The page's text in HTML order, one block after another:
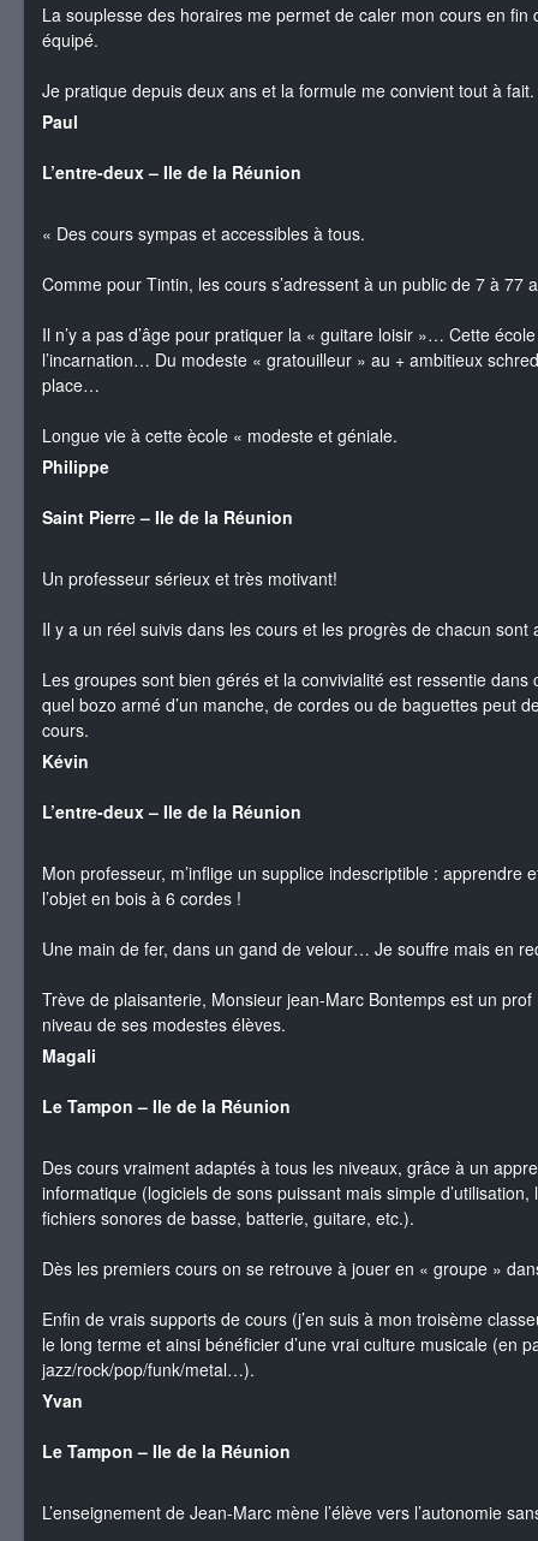
La souplesse des horaires me permet de caler mon cours en
équipé.
Je pratique depuis deux ans et la formule me convient tout à fait.
Paul
L’entre-deux – Ile de la Réunion
« Des cours sympas et accessibles à tous.
Comme pour Tintin, les cours s’adressent à un public de 7 à 77
Il n’y a pas d’âge pour pratiquer la « guitare loisir »… Cette
l’incarnation… Du modeste « gratouilleur » au + ambitieux
place…
Longue vie à cette ècole « modeste et géniale.
Philippe
Saint Pierre– Ile de la Réunion
Un professeur sérieux et très motivant!
Il y a un réel suivis dans les cours et les progrès de chacun sont
Les groupes sont bien gérés et la convivialité est ressentie dans
quel bozo armé d’un manche, de cordes ou de baguettes peut
cours.
Kévin
L’entre-deux – Ile de la Réunion
Mon professeur, m’inflige un supplice indescriptible : apprendre
l’objet en bois à 6 cordes !
Une main de fer, dans un gand de velour… Je souffre mais en
Trève de plaisanterie, Monsieur jean-Marc Bontemps est un
niveau de ses modestes élèves.
Magali
Le Tampon – Ile de la Réunion
Des cours vraiment adaptés à tous les niveaux, grâce à un
informatique (logiciels de sons puissant mais simple
fichiers sonores de basse, batterie, guitare, etc.).
Dès les premiers cours on se retrouve à jouer en « groupe »
Enfin de vrais supports de cours (j’en suis à mon troisème
le long terme et ainsi bénéficier d’une vrai culture musicale (en
jazz/rock/pop/funk/metal…).
Yvan
Le Tampon – Ile de la Réunion
L’enseignement de Jean-Marc mène l’élève vers l’autonomie